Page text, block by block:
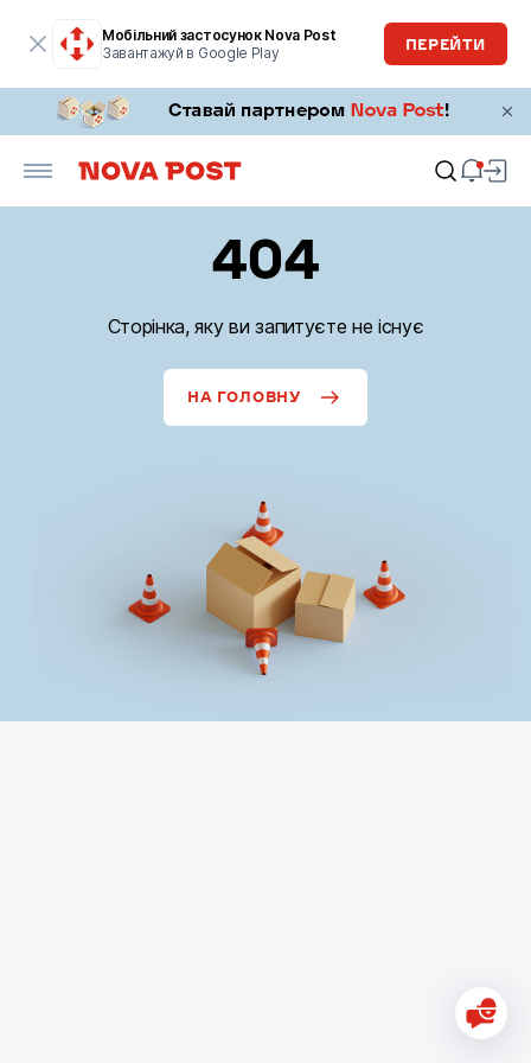
Мобільний застосунок Nova Post
Завантажуй в Google Play
ПЕРЕЙТИ
404
Сторінка, яку ви запитуєте не існує
НА ГОЛОВНУ